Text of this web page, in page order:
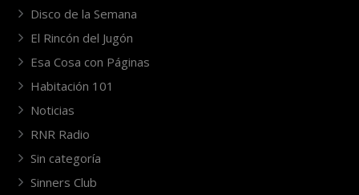
Disco de la Semana
El Rincón del Jugón
Esa Cosa con Páginas
Habitación 101
Noticias
RNR Radio
Sin categoría
Sinners Club